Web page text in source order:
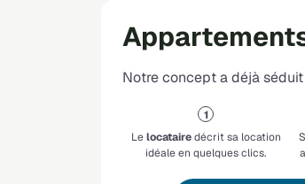
Notre concept a déjà
Lelocatairedécrit sa location
idéale en quelques clics.